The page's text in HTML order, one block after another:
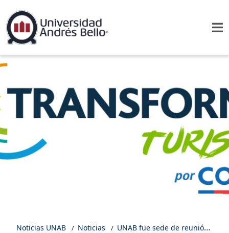
Noticias UNAB Noticias UNAB fue sede de reunión del programa Transforma Turismo